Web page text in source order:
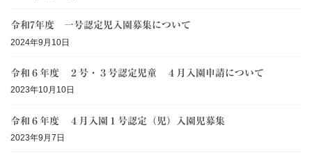
令和7年度 一号認定児入園募集について
2024年9月10日
令和６年度 ２号・３号認定児童 ４月入園申請について
2023年10月10日
令和６年度 ４月入園１号認定（児）入園児募集
2023年9月7日